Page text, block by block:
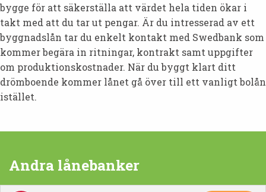
bygge för att säkerställa att värdet hela tiden ökar i
takt med att du tar ut pengar. Är du intresserad av ett
byggnadslån tar du enkelt kontakt med Swedbank som
kommer begära in ritningar, kontrakt samt uppgifter
om produktionskostnader. När du byggt klart ditt
drömboende kommer lånet gå över till ett vanligt bolån
istället.
Andra lånebanker